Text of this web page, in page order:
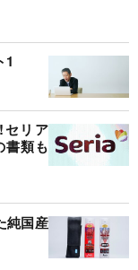
1
リア
書類も
純国産